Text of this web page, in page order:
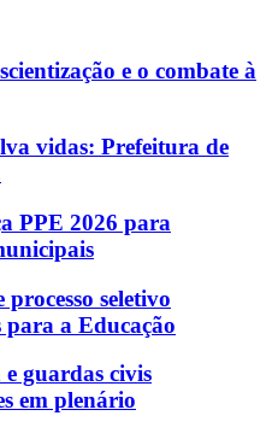
e o combate à
vidas: Prefeitura de
PPE 2026 para
seletivo
a Educação
guardas civis
em plenário